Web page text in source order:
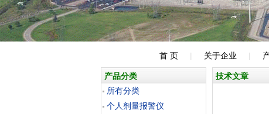
首 页 | 关于企业 |
产品分类
所有分类
个人剂量报警仪
技术文章